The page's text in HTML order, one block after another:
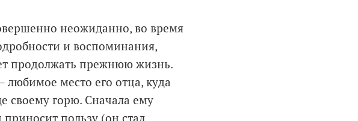
неожиданно, во время
и воспоминания,
продолжать прежнюю жизнь.
любимое место его отца, куда
своему горю. Сначала ему
пользу (он стал